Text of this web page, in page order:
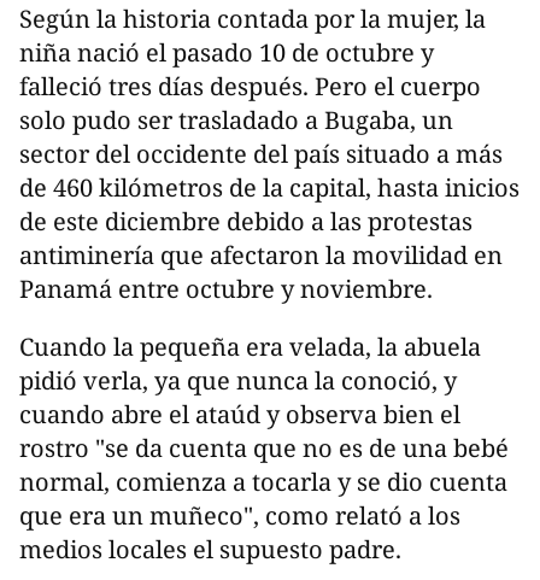
Según la historia contada por la mujer, la
niña nació el pasado 10 de octubre y
falleció tres días después. Pero el cuerpo
solo pudo ser trasladado a Bugaba, un
sector del occidente del país situado a más
de 460 kilómetros de la capital, hasta inicios
de este diciembre debido a las protestas
antiminería que afectaron la movilidad en
Panamá entre octubre y noviembre.
Cuando la pequeña era velada, la abuela
pidió verla, ya que nunca la conoció, y
cuando abre el ataúd y observa bien el
rostro "se da cuenta que no es de una bebé
normal, comienza a tocarla y se dio cuenta
que era un muñeco", como relató a los
medios locales el supuesto padre.